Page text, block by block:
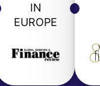
IN
EUROPE